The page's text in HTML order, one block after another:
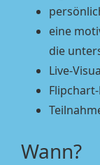
eine
die
Live-
Wann?